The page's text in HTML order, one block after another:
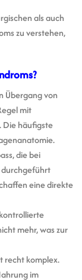
als auch
zu verstehen,
Übergang von
mit
Die häufigste
die bei
durchgeführt
eine direkte
mehr, was zur
recht komplex.
im